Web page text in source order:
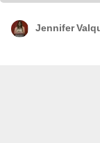
Jennifer